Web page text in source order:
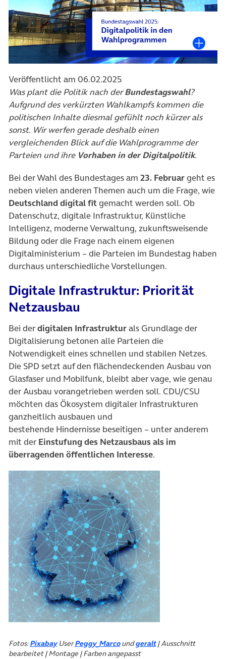
Veröffentlicht am 06.02.2025
Was plant die Politik nach derBundestagswahl?
Aufgrund des verkürzten Wahlkampfs kommen die
politischen Inhalte diesmal gefühlt noch kürzer als
sonst. Wir werfen gerade deshalb einen
vergleichenden Blick auf die Wahlprogramme der
Parteien und ihre Vorhaben in der Digitalpolitik.
Bei der Wahl des Bundestages am 23. Februargeht es
neben vielen anderen Themen auch um die Frage, wie
Deutschland digital fitgemacht werden soll. Ob
Datenschutz, digitale Infrastruktur, Künstliche
Intelligenz, moderne Verwaltung, zukunftsweisende
Bildung oder die Frage nach einem eigenen
Digitalministerium – die Parteien im Bundestag haben
durchaus unterschiedliche Vorstellungen.
Digitale Infrastruktur: Priorität
Netzausbau
Bei derdigitalen Infrastrukturals Grundlage der
Digitalisierung betonen alle Parteien die
Notwendigkeit eines schnellen und stabilen Netzes.
Die SPD setzt auf den flächendeckenden Ausbau von
Glasfaser und Mobilfunk, bleibt aber vage, wie genau
der Ausbau vorangetrieben werden soll. CDU/CSU
möchten das Ökosystem digitaler Infrastrukturen
ganzheitlich ausbauen und
bestehende Hindernisse beseitigen – unter anderem
mit der Einstufung des Netzausbaus als im
überragenden öffentlichen Interesse.
Fotos:Pixabay(öffnet in neuem Tab)
UserPeggy_Marcoundgeralt| Ausschnitt
bearbeitet | Montage | Farben angepasst